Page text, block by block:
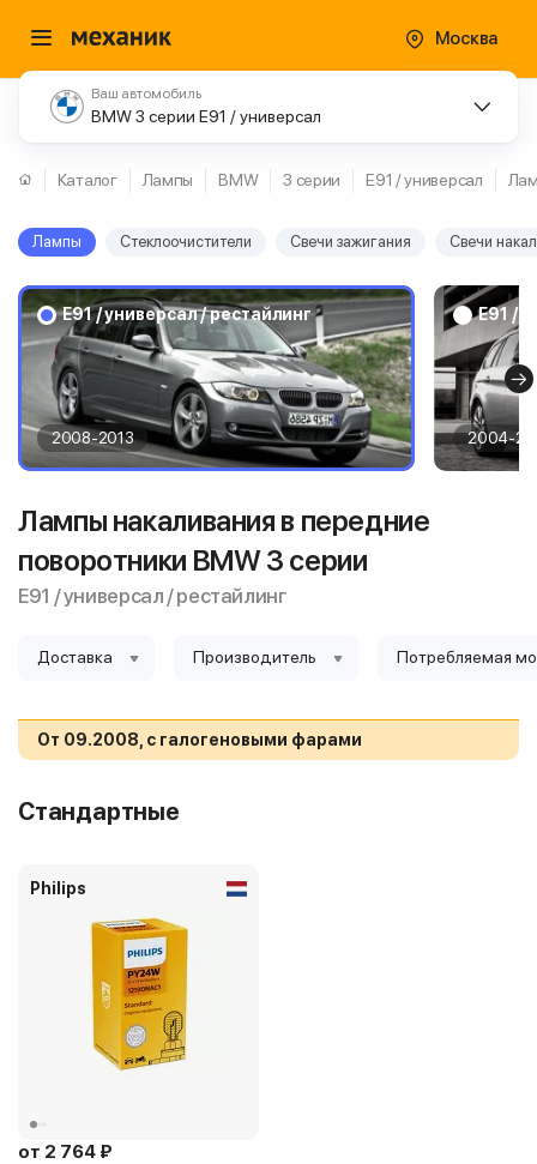
Москва
Ваш автомобиль
BMW 3 серии E91 / универсал
Каталог Лампы BMW 3 серии E91 / универсал
Лампы Стеклоочистители Свечи зажигания Свечи
E91 / универсал / рестайлинг
2008-2013
E91 /
2004-
Лампы накаливания в передние
поворотники BMW 3 серии
E91 / универсал / рестайлинг
Доставка Производитель Потребляемая
От 09.2008, с галогеновыми фарами
Стандартные
Philips
от 2 764 ₽